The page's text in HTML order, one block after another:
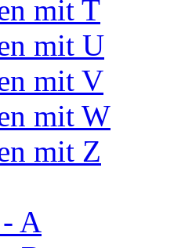
mit T
mit U
mit V
mit W
mit Z
A